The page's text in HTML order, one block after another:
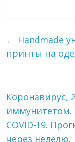
← Handmade
принты на
Коронавирус,
иммунитетом.
COVID-19.
через неделю.